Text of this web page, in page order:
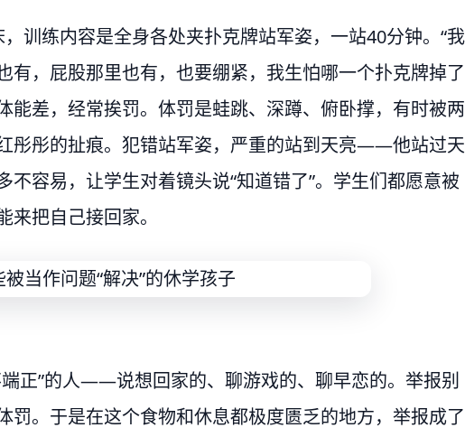
训练内容是全身各处夹扑克牌站军姿，一站40分钟。“我
有，屁股那里也有，也要绷紧，我生怕哪一个扑克牌掉
差，经常挨罚。体罚是蛙跳、深蹲、俯卧撑，有时被两
彤彤的扯痕。犯错站军姿，严重的站到天亮——他站过天
容易，让学生对着镜头说“知道错了”。学生们都愿意被
把自己接回家。
正”的人——说想回家的、聊游戏的、聊早恋的。举报别
罚。于是在这个食物和休息都极度匮乏的地方，举报成了